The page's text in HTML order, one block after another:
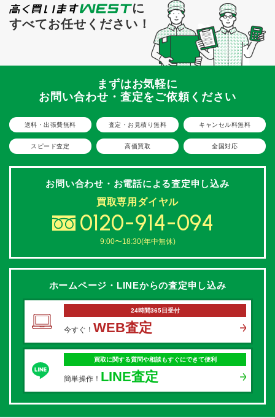
に
すべてお任せください！
まずはお気軽に
お問い合わせ・査定をご依頼ください
送料・出張費無料 査定・お見積り無料 キャンセル料無料
スピード査定 高価買取 全国対応
お問い合わせ・お電話による査定申し込み
買取専用ダイヤル
0120-914-094
9:00〜18:30(年中無休)
ホームページ・LINEからの査定申し込み
24時間365日受付
今すぐ！ WEB査定
買取に関する質問や相談もすぐにできて便利
簡単操作！ LINE査定